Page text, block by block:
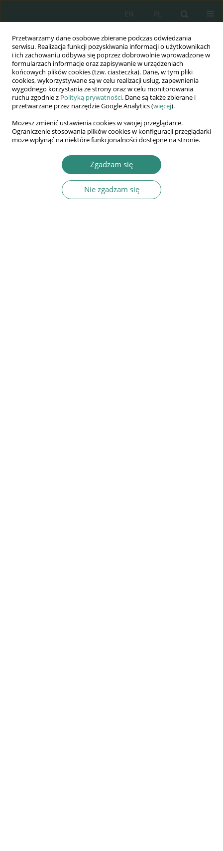
Przetwarzamy dane osobowe zbierane podczas odwiedzania
serwisu. Realizacja funkcji pozyskiwania informacji o użytkownikach
i ich zachowaniu odbywa się poprzez dobrowolnie wprowadzone w
formularzach informacje oraz zapisywanie w urządzeniach
końcowych plików cookies (tzw. ciasteczka). Dane, w tym pliki
cookies, wykorzystywane są w celu realizacji usług, zapewnienia
wygodnego korzystania ze strony oraz w celu monitorowania
ruchu zgodnie z Polityką prywatności. Dane są także zbierane i
przetwarzane przez narzędzie Google Analytics (więcej).
Możesz zmienić ustawienia cookies w swojej przeglądarce.
Ograniczenie stosowania plików cookies w konfiguracji przeglądarki
może wpłynąć na niektóre funkcjonalności dostępne na stronie.
Zgadzam się
Nie zgadzam się
PL
EN
Wydawnictwo
AWSGE
Akademia Nauk Stosowanych
WSGE
im. Alcide De Gasperi
Słowo kluczowekonferencja
studencka